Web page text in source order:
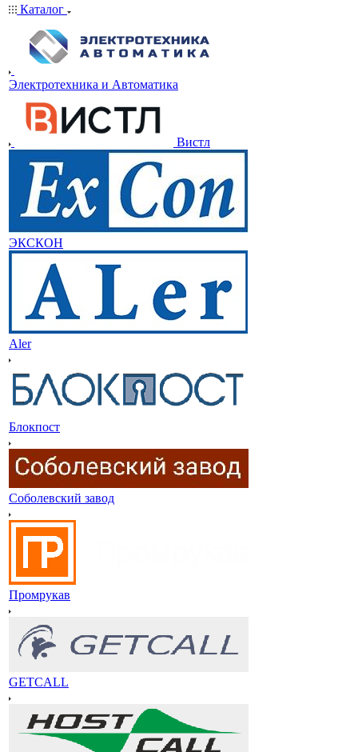
Каталог
Электротехника и Автоматика
Вистл
ЭКСКОН
Aler
Блокпост
Соболевский завод
Промрукав
GETCALL